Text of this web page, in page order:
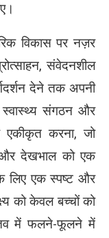
विकास पर नज़र
संवेदनशील
देने तक अपनी
स्वास्थ्य संगठन और
करना, जो
और देखभाल को एक
लिए एक स्पष्ट और
को केवल बच्चों को
में फलने-फूलने में